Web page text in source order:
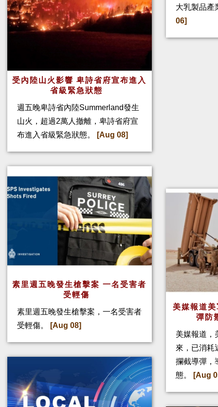
受內陸山火影響 卑詩省府宣布進入
省級緊急狀態
週五晚卑詩省內陸Summerland發生
山火，超過2萬人撤離，卑詩省府宣
布進入省級緊急狀態。
[Aug 08]
素里週五晚發生槍擊案 一名受害者
受輕傷
素里週五晚發生槍擊案，一名受害者
受輕傷。
[Aug 08]
大乳製品產
06]
美媒報道
彈防
美媒報道，
來，已消耗
攔截導彈，
態。
[Aug